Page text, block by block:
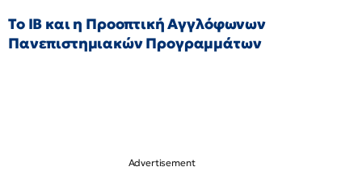
Το IB και η Προοπτική Αγγλόφωνων
Πανεπιστημιακών Προγραμμάτων